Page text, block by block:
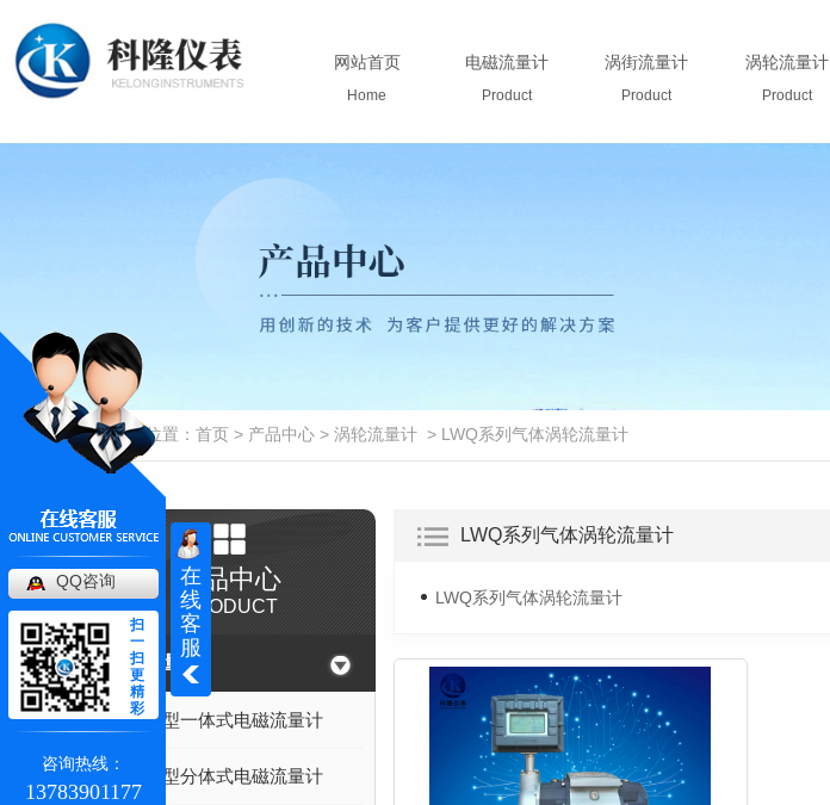
网站首页
Home
电磁流量计
Product
涡街流量计
Product
涡轮流量计
Product
当前位置： 首页 > 产品中心 > 涡轮流量计 > LWQ系列气体涡轮流量计
产品中心
PRODUCT
电磁流量计
KLLD型一体式电磁流量计
KLLD型分体式电磁流量计
LWQ系列气体涡轮流量计
LWQ系列气体涡轮流量计
在
线
客
服
QQ咨询
扫
一
扫
更
精
彩
咨询热线：
13783901177